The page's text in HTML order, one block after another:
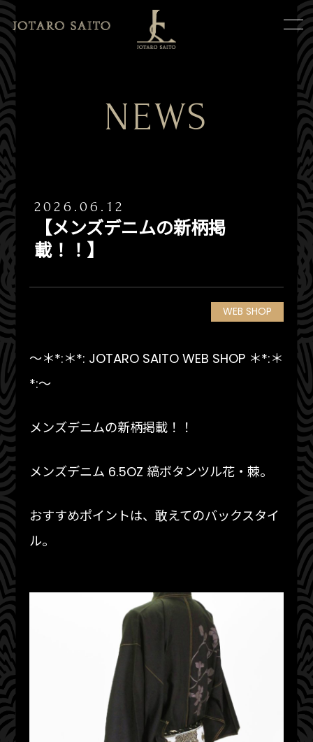
NEWS
2026.06.12
【メンズデニムの新柄掲
載！！】
WEB SHOP
～＊*:＊*: JOTARO SAITO WEB SHOP ＊*:＊
*:～
メンズデニムの新柄掲載！！
メンズデニム 6.5OZ 縞ボタンツル花・棘。
おすすめポイントは、敢えてのバックスタイ
ル。